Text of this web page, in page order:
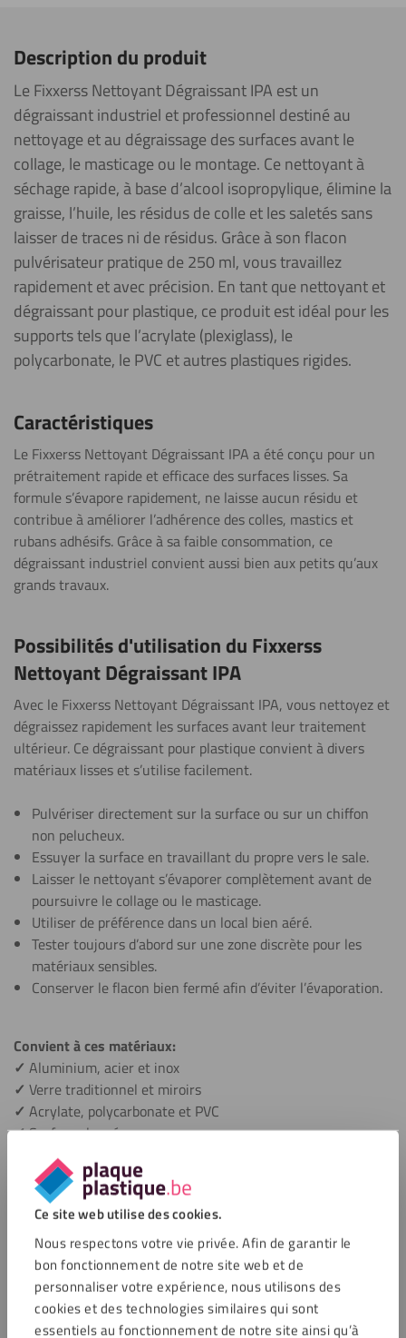
Ce site web utilise des cookies.
Nous respectons votre vie privée. Afin de garantir le
bon fonctionnement de notre site web et de
personnaliser votre expérience, nous utilisons des
cookies et des technologies similaires qui sont
essentiels au fonctionnement de notre site ainsi qu’à
Description du produit
Le Fixxerss Nettoyant Dégraissant IPA est un
dégraissant industriel et professionnel destiné au
nettoyage et au dégraissage des surfaces avant le
collage, le masticage ou le montage. Ce nettoyant à
séchage rapide, à base d’alcool isopropylique, élimine la
graisse, l’huile, les résidus de colle et les saletés sans
laisser de traces ni de résidus. Grâce à son flacon
pulvérisateur pratique de 250 ml, vous travaillez
rapidement et avec précision. En tant que nettoyant et
dégraissant pour plastique, ce produit est idéal pour les
supports tels que l’acrylate (plexiglass), le
polycarbonate, le PVC et autres plastiques rigides.
Caractéristiques
Le Fixxerss Nettoyant Dégraissant IPA a été conçu pour un
prétraitement rapide et efficace des surfaces lisses. Sa
formule s’évapore rapidement, ne laisse aucun résidu et
contribue à améliorer l’adhérence des colles, mastics et
rubans adhésifs. Grâce à sa faible consommation, ce
dégraissant industriel convient aussi bien aux petits qu’aux
grands travaux.
Possibilités d'utilisation du Fixxerss
Nettoyant Dégraissant IPA
Avec le Fixxerss Nettoyant Dégraissant IPA, vous nettoyez et
dégraissez rapidement les surfaces avant leur traitement
ultérieur. Ce dégraissant pour plastique convient à divers
matériaux lisses et s’utilise facilement.
Pulvériser directement sur la surface ou sur un chiffon
non pelucheux.
Essuyer la surface en travaillant du propre vers le sale.
Laisser le nettoyant s’évaporer complètement avant de
poursuivre le collage ou le masticage.
Utiliser de préférence dans un local bien aéré.
Tester toujours d’abord sur une zone discrète pour les
matériaux sensibles.
Conserver le flacon bien fermé afin d’éviter l’évaporation.
Convient à ces matériaux:
✓ Aluminium, acier et inox
✓ Verre traditionnel et miroirs
✓ Acrylate, polycarbonate et PVC
✓Surfaces laquées
Céramique et matériaux composites
Applications du Fixxerss Nettoyant
Dégraissant IPA
Le Fixxerss Nettoyant Dégraissant IPA a été conçu pour les
situations nécessitant une surface propre et dégraissée afin
d’obtenir une forte adhérence. Ce nettoyant pour plastique